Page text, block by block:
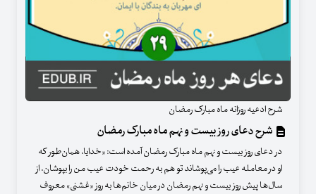
شرح ادعیه روزانه ماه مبارک رمضان
شرح دعای روز بیست‌ و نهم ماه مبارک رمضان
در دعای روز بیست و نهم ماه مبارک رمضان آمده است: «خدایا، همان‌طور که
او در معامله عیب را می‌پوشاند تو هم به رحمت خودت عیب من را بپوشان. از
سال‌ها پیش روز بیست و نهم رمضان در میان خانم‌ها به روز «غشنی» معروف